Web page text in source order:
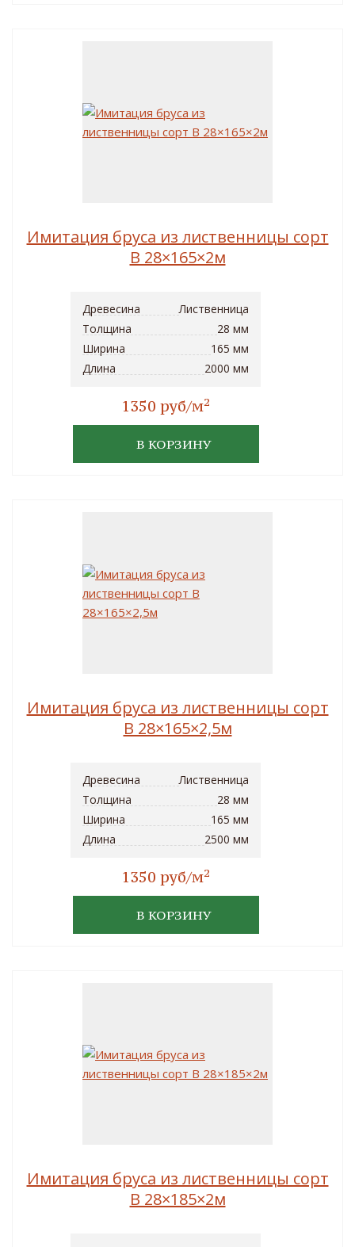
Имитация бруса из лиственницы сорт
B 28×165×2м
Древесина
Лиственница
Толщина
28 мм
Ширина
165 мм
Длина
2000 мм
1350 руб/м2
В КОРЗИНУ
Имитация бруса из лиственницы сорт
B 28×165×2,5м
Древесина
Лиственница
Толщина
28 мм
Ширина
165 мм
Длина
2500 мм
1350 руб/м2
В КОРЗИНУ
Имитация бруса из лиственницы сорт
B 28×185×2м